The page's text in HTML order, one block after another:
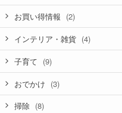
お買い得情報 (2)
インテリア・雑貨 (4)
子育て (9)
おでかけ (3)
掃除 (8)